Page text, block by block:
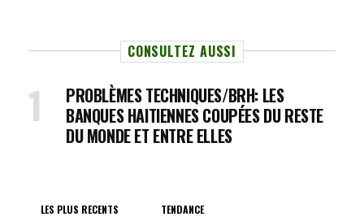
CONSULTEZ AUSSI
PROBLÈMES TECHNIQUES/BRH: LES
BANQUES HAITIENNES COUPÉES DU RESTE
DU MONDE ET ENTRE ELLES
LES PLUS RECENTS TENDANCE